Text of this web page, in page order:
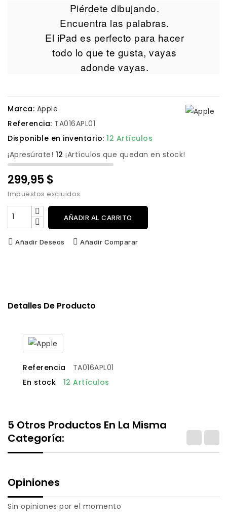
Piérdete dibujando.
Encuentra las palabras.
El iPad es perfecto para hacer
todo lo que te gusta, vayas
adonde vayas.
Marca: Apple
Referencia: TA016APL01
Disponible en inventario: 12 Artículos
¡Apresúrate! 12 ¡Artículos que quedan en stock!
299,95 $
Impuestos excluidos
AÑADIR AL CARRITO
Añadir Deseos Añadir Comparar
Detalles De Producto
Referencia
TA016APL01
En stock
12 Artículos
5 Otros Productos En La Misma
Categoría:
Opiniones
Sin opiniones por el momento